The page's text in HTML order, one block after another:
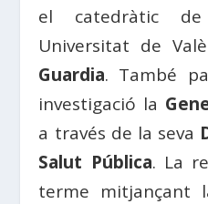
el catedràtic
Universitat de
Guardia. També
investigació la
a través de la seva
Salut Pública. La
terme mitjançant